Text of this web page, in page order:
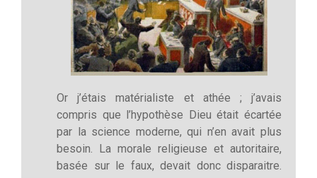
Or j’étais matérialiste et athée ; j’avais
compris que l’hypothèse Dieu était écartée
par la science moderne, qui n’en avait plus
besoin. La morale religieuse et autoritaire,
basée sur le faux, devait donc disparaitre.